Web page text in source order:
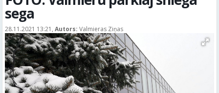
sega
28.11.2021 13:21, Autors: Valmieras Ziņas